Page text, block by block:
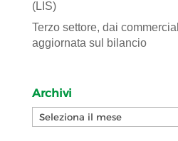
(LIS)
Terzo settore, dai
aggiornata sul bilancio
Archivi
Archivi